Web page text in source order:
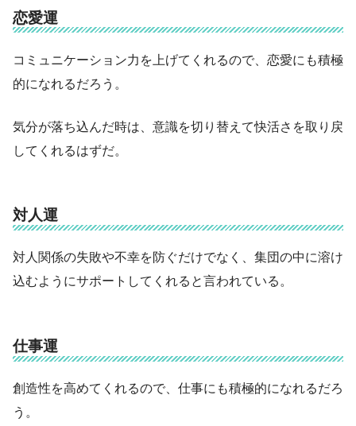
恋愛運
コミュニケーション力を上げてくれるので、恋愛にも積極
的になれるだろう。
気分が落ち込んだ時は、意識を切り替えて快活さを取り戻
してくれるはずだ。
対人運
対人関係の失敗や不幸を防ぐだけでなく、集団の中に溶け
込むようにサポートしてくれると言われている。
仕事運
創造性を高めてくれるので、仕事にも積極的になれるだろ
う。